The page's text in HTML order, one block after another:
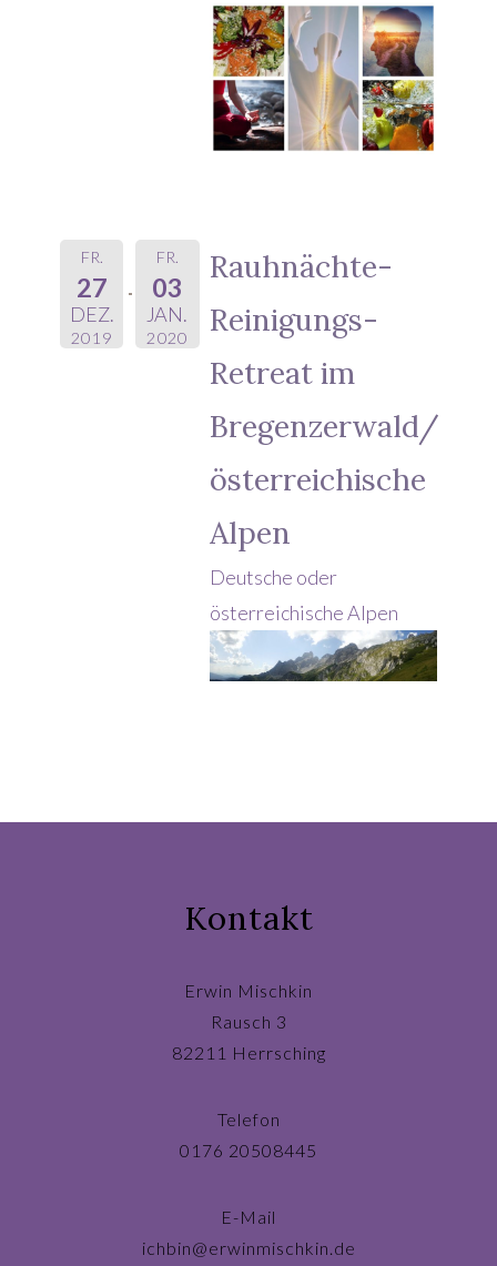
FR.
27
DEZ.
2019
FR.
03
JAN.
2020
Rauhnächte-
Reinigungs-
Retreat im
Bregenzerwald/
österreichische
Alpen
Deutsche oder
österreichische Alpen
Kontakt
Erwin Mischkin
Rausch 3
82211 Herrsching
Telefon
0176 20508445
E-Mail
ichbin@erwinmischkin.de